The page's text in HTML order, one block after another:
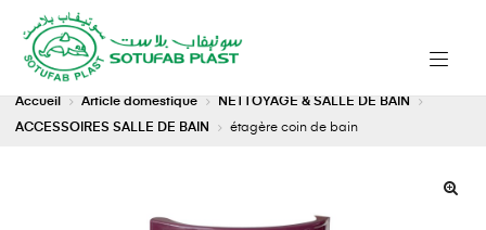
Accueil Article domestique
NETTOYAGE & SALLE DE BAIN
ACCESSOIRES SALLE DE BAIN
étagère coin de bain